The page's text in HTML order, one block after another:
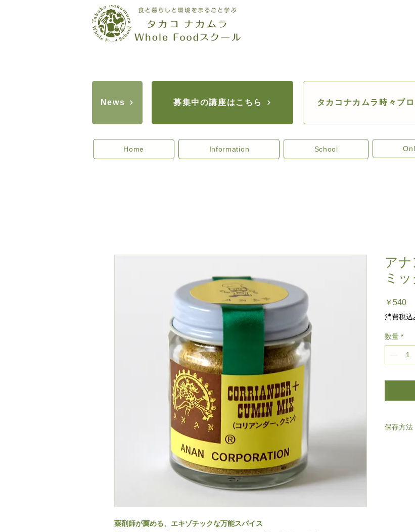
News 募集中の講座はこちら タカコナカムラ時々ブ
Home Information School
薬剤師が薦める、エキゾチックな万能スパイス
ア
ミ
￥540価
格
消費税込
数量 *
保存方法